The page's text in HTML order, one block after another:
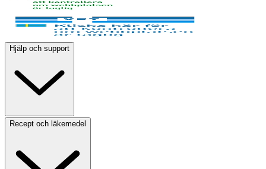
Hjälp och support
Recept och läkemedel